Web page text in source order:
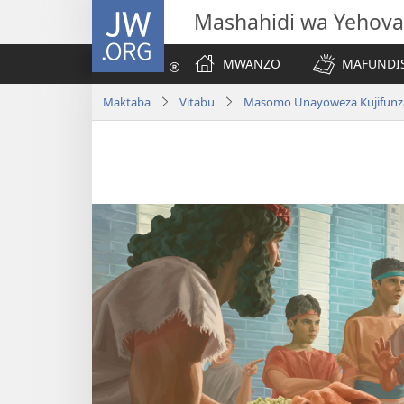
JW.ORG Mashahidi wa Yehova
MWANZO
Maktaba Vitabu Masomo Unayoweza